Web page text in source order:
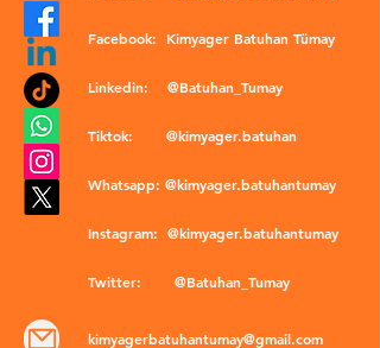
Facebook: Kimyager Batuhan Tümay
Linkedin: @Batuhan_Tumay
Tiktok: @kimyager.batuhan
Whatsapp: @kimyager.batuhantumay
Instagram: @kimyager.batuhantumay
Twitter: @Batuhan_Tumay
kimyagerbatuhantumay@gmail.com